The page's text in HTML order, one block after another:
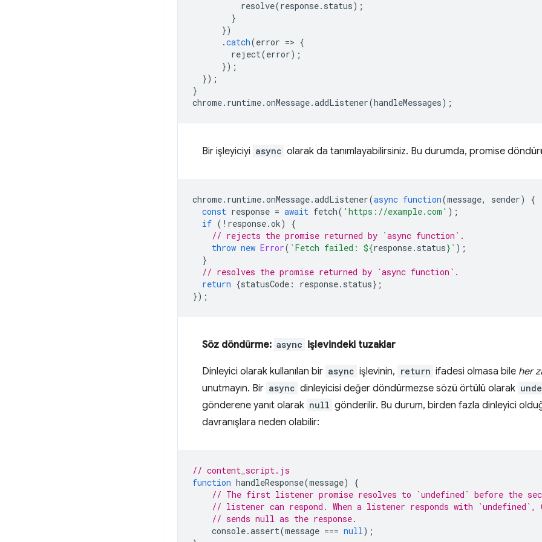
resolve(response. status);
}
})
.catch(error => {
reject(error);
});
});
}
chrome. runtime.onMessage.addListener(handleMessages);
Bir işleyiciyi async olarak da tanımlayabilirsiniz. Bu durumda, promise
chrome. runtime.onMessage.addListener(async function(message, sender)
{
const response = await fetch( 'https://example.com' );
if ( ! response.ok)
{
// rejects the promise returned by `async function`.
throw new Error( `Fetch failed: ${response. status} ` );
}
// resolves the promise returned by `async function`.
return {statusCode : response. status};
});
Söz döndürme: async işlevindeki tuzaklar
Dinleyici olarak kullanılan bir async işlevinin, return ifadesi olmasa bile her
unutmayın. Bir async dinleyicisi değer döndürmezse sözü örtülü olarak
gönderene yanıt olarak null gönderilir. Bu durum, birden fazla dinleyici
davranışlara neden olabilir:
// content_script.js
function handleResponse(message)
{
// The first listener promise resolves to `undefined` before the
// listener can respond. When a listener responds with `undefined`,
// sends null as the response.
console.assert(message === null);